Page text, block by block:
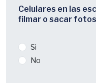
Celulares en las
filmar o sacar
Si
No